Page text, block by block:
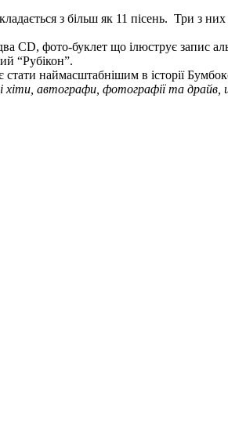
з більш як 11 пісень. Три з
CD, фото-буклет що ілюструє запис
“Рубікон”.
стати наймасштабнішим в історії
хіти, автографи, фотографії та драйв,